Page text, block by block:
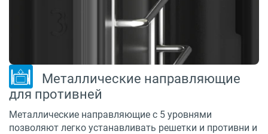
Металлические направляющие
для противней
Металлические направляющие с 5 уровнями
позволяют легко устанавливать решетки и противни и